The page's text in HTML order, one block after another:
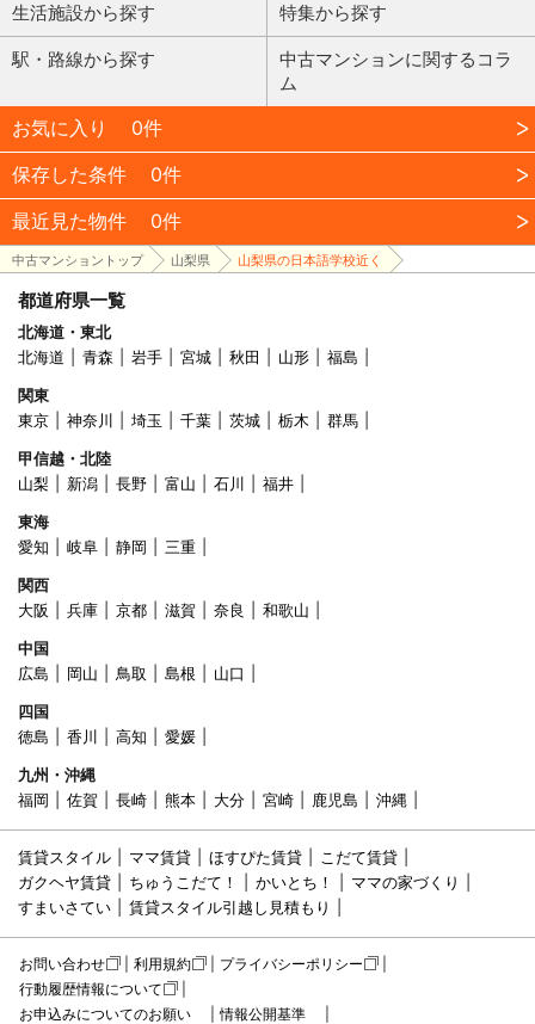
生活施設から探す 特集から探す
駅・路線から探す
中古マンションに関するコラ
ム
お気に入り
0件
保存した条件
0件
最近見た物件
0件
中古マンショントップ 山梨県 山梨県の日本語学校近く
都道府県一覧
北海道・東北
北海道
青森 岩手 宮城 秋田 山形
福島
関東
東京
神奈川 埼玉 千葉 茨城 栃木
群馬
甲信越・北陸
山梨
新潟 長野 富山 石川
福井
東海
愛知
岐阜 静岡
三重
関西
大阪
兵庫 京都 滋賀 奈良
和歌山
中国
広島
岡山 鳥取 島根
山口
四国
徳島
香川 高知
愛媛
九州・沖縄
福岡
佐賀 長崎 熊本 大分 宮崎 鹿児島 沖縄
賃貸スタイル ママ賃貸 ほすぴた賃貸
こだて賃貸
ガクヘヤ賃貸
ちゅうこだて！ かいとち！
ママの家づくり
すまいさてい
賃貸スタイル引越し見積もり
お問い合わせ 利用規約
プライバシーポリシー
行動履歴情報について
お申込みについてのお願い
情報公開基準